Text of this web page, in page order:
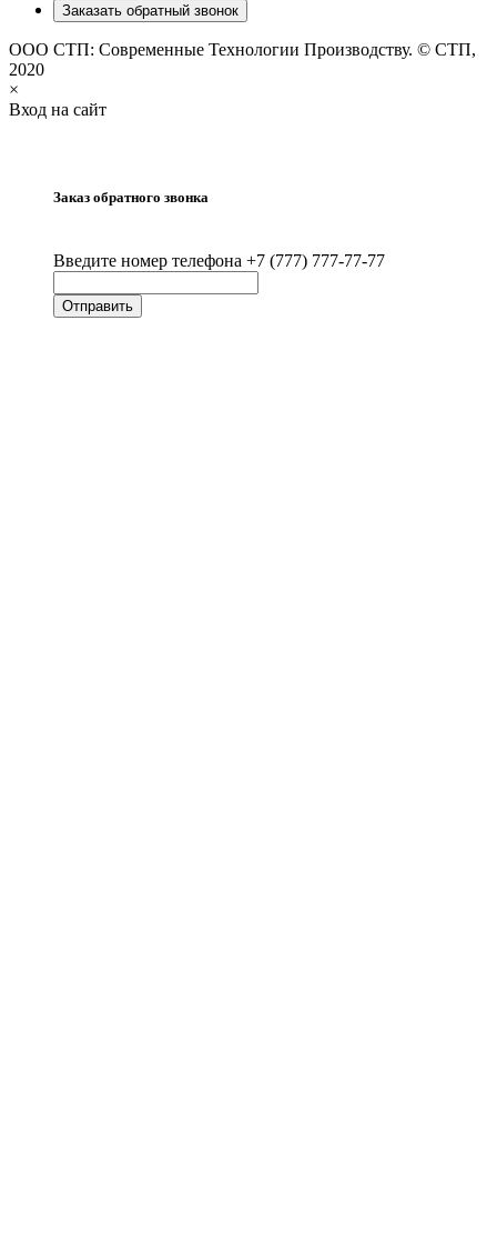
Заказать обратный звонок
ООО СТП: Современные Технологии Производству. © СТП,
2020
×
Вход на сайт
Заказ обратного звонка
Введите номер телефона +7 (777) 777-77-77
Отправить